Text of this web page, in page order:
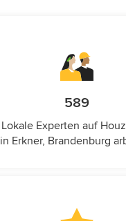
589
Lokale Experten auf
in Erkner, Brandenburg